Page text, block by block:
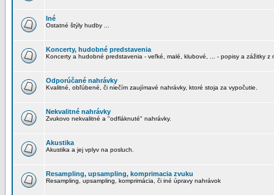
Iné
Ostatné štýly hudby ...
Koncerty, hudobné predstavenia
Koncerty a hudobné predstavenia - veľké, malé, klubové, ... - popisy a zážitky z
Odporúčané nahrávky
Kvalitné, obľúbené, či niečím zaujímavé nahrávky, ktoré stoja za vypočutie.
Nekvalitné nahrávky
Zvukovo nekvalitné a "odfláknuté" nahrávky.
Akustika
Akustika a jej vplyv na posluch.
Resampling, upsampling, komprimacia zvuku
Resampling, upsampling, komprimácia, či iné úpravy nahrávok